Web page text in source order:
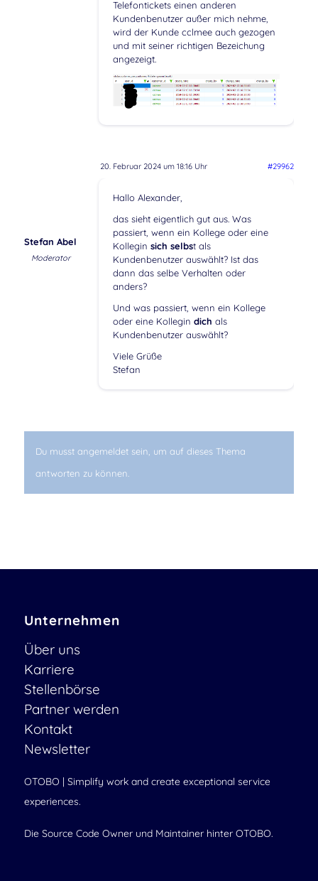
Telefontickets einen anderen
Kundenbenutzer außer mich nehme,
wird der Kunde cclmee auch gezogen
und mit seiner richtigen Bezeichung
angezeigt.
20. Februar 2024 um 18:16 Uhr #29962
Stefan Abel
Moderator
Hallo Alexander,
das sieht eigentlich gut aus. Was
passiert, wenn ein Kollege oder eine
Kollegin sich selbst als
Kundenbenutzer auswählt? Ist das
dann das selbe Verhalten oder
anders?
Und was passiert, wenn ein Kollege
oder eine Kollegin dich als
Kundenbenutzer auswählt?
Viele Grüße
Stefan
Du musst angemeldet sein, um auf dieses Thema
antworten zu können.
Unternehmen
Über uns
Karriere
Stellenbörse
Partner werden
Kontakt
Newsletter
OTOBO | Simplify work and create exceptional service
experiences.
Die Source Code Owner und Maintainer hinter OTOBO.